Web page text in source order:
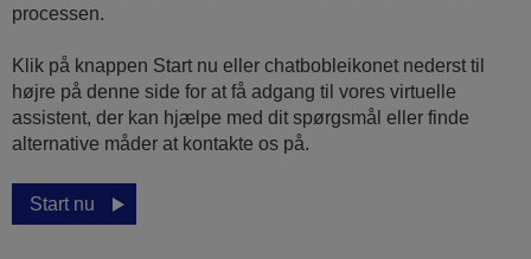
processen.
Klik på knappen Start nu eller chatbobleikonet nederst til
højre på denne side for at få adgang til vores virtuelle
assistent, der kan hjælpe med dit spørgsmål eller finde
alternative måder at kontakte os på.
Start nu